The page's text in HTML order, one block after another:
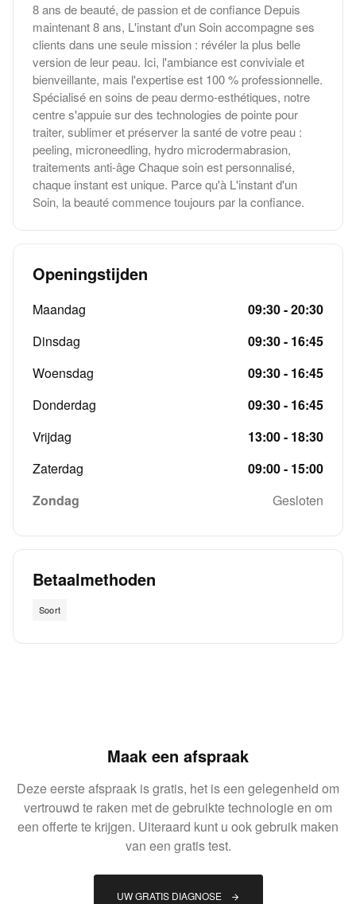
8 ans de beauté, de passion et de confiance Depuis
maintenant 8 ans, L'instant d'un Soin accompagne ses
clients dans une seule mission : révéler la plus belle
version de leur peau. Ici, l'ambiance est conviviale et
bienveillante, mais l'expertise est 100 % professionnelle.
Spécialisé en soins de peau dermo-esthétiques, notre
centre s'appuie sur des technologies de pointe pour
traiter, sublimer et préserver la santé de votre peau :
peeling, microneedling, hydro microdermabrasion,
traitements anti-âge Chaque soin est personnalisé,
chaque instant est unique. Parce qu'à L'instant d'un
Soin, la beauté commence toujours par la confiance.
Openingstijden
Maandag
09:30 - 20:30
Dinsdag
09:30 - 16:45
Woensdag
09:30 - 16:45
Donderdag
09:30 - 16:45
Vrijdag
13:00 - 18:30
Zaterdag
09:00 - 15:00
Zondag
Gesloten
Betaalmethoden
Soort
Maak een afspraak
Deze eerste afspraak is gratis, het is een gelegenheid om
vertrouwd te raken met de gebruikte technologie en om
een offerte te krijgen. Uiteraard kunt u ook gebruik maken
van een gratis test.
UW GRATIS DIAGNOSE